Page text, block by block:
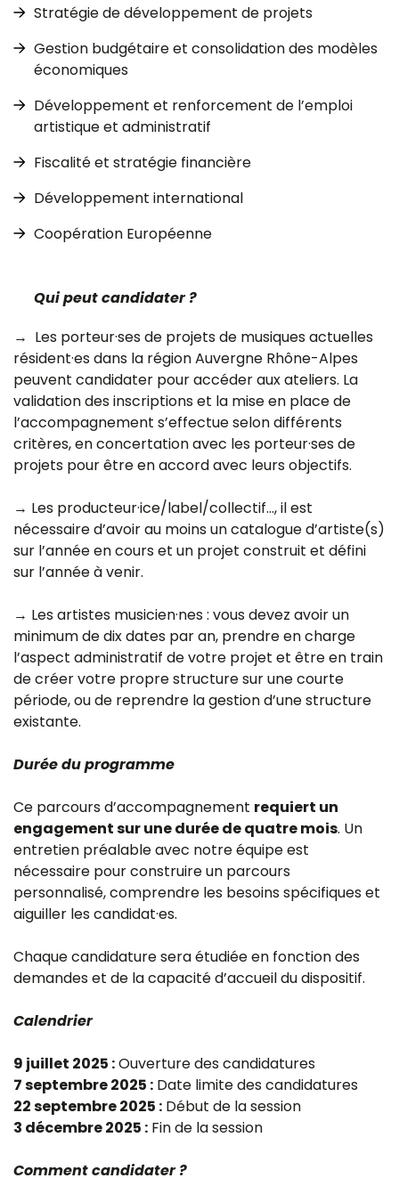
Stratégie de développement de projets
Gestion budgétaire et consolidation des modèles
économiques
Développement et renforcement de l’emploi
artistique et administratif
Fiscalité et stratégie financière
Développement international
Coopération Européenne
Qui peut candidater ?
→ Les porteur·ses de projets de musiques actuelles
résident·es dans la région Auvergne Rhône-Alpes
peuvent candidater pour accéder aux ateliers. La
validation des inscriptions et la mise en place de
l’accompagnement s’effectue selon différents
critères, en concertation avec les porteur·ses de
projets pour être en accord avec leurs objectifs.
→ Les producteur·ice/label/collectif…, il est
nécessaire d’avoir au moins un catalogue d’artiste(s)
sur l’année en cours et un projet construit et défini
sur l’année à venir.
→ Les artistes musicien·nes : vous devez avoir un
minimum de dix dates par an, prendre en charge
l’aspect administratif de votre projet et être en train
de créer votre propre structure sur une courte
période, ou de reprendre la gestion d’une structure
existante.
Durée du programme
Ce parcours d’accompagnement requiert un
engagement sur une durée de quatre mois. Un
entretien préalable avec notre équipe est
nécessaire pour construire un parcours
personnalisé, comprendre les besoins spécifiques et
aiguiller les candidat·es.
Chaque candidature sera étudiée en fonction des
demandes et de la capacité d’accueil du dispositif.
Calendrier
9 juillet 2025 :Ouverture des candidatures
7 septembre 2025 : Date limite des candidatures
22 septembre 2025 : Début de la session
3 décembre 2025 : Fin de la session
Comment candidater ?